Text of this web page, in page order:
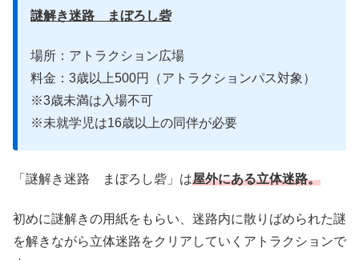
謎解き迷路 まぼろし砦
場所：アトラクション広場
料金：3歳以上500円（アトラクションパス対象）
※3歳未満は入場不可
※未就学児は16歳以上の同伴が必要
「謎解き迷路 まぼろし砦」は屋外にある立体迷路。
初めに謎解きの用紙をもらい、迷路内に散りばめられた謎
を解きながら立体迷路をクリアしていくアトラクションで